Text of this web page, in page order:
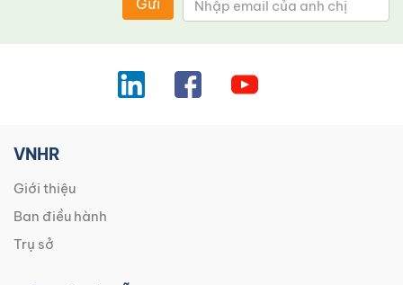
Gửi
VNHR
Giới thiệu
Ban điều hành
Trụ sở